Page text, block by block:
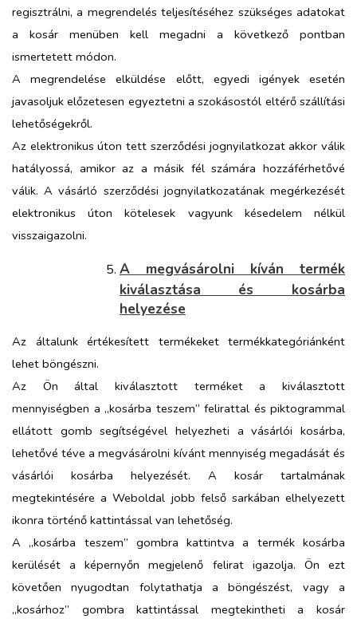
regisztrálni, a megrendelés teljesítéséhez szükséges adatokat
a kosár menüben kell megadni a következő pontban
ismertetett módon.
A megrendelése elküldése előtt, egyedi igények esetén
javasoljuk előzetesen egyeztetni a szokásostól eltérő szállítási
lehetőségekről.
Az elektronikus úton tett szerződési jognyilatkozat akkor válik
hatályossá, amikor az a másik fél számára hozzáférhetővé
válik. A vásárló szerződési jognyilatkozatának megérkezését
elektronikus úton kötelesek vagyunk késedelem nélkül
visszaigazolni.
A megvásárolni kíván termék
kiválasztása és kosárba
helyezése
Az általunk értékesített termékeket termékkategóriánként
lehet böngészni.
Az Ön által kiválasztott terméket a kiválasztott
mennyiségben a „kosárba teszem” felirattal és piktogrammal
ellátott gomb segítségével helyezheti a vásárlói kosárba,
lehetővé téve a megvásárolni kívánt mennyiség megadását és
vásárlói kosárba helyezését. A kosár tartalmának
megtekintésére a Weboldal jobb felső sarkában elhelyezett
ikonra történő kattintással van lehetőség.
A „kosárba teszem” gombra kattintva a termék kosárba
kerülését a képernyőn megjelenő felirat igazolja. Ön ezt
követően nyugodtan folytathatja a böngészést, vagy a
„kosárhoz” gombra kattintással megtekintheti a kosár